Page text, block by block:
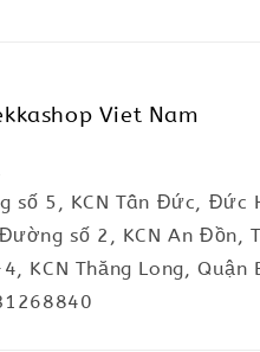
Viet Nam
số 5, KCN Tân Đức, Đức
số 2, KCN An Đồn,
KCN Thăng Long, Quận